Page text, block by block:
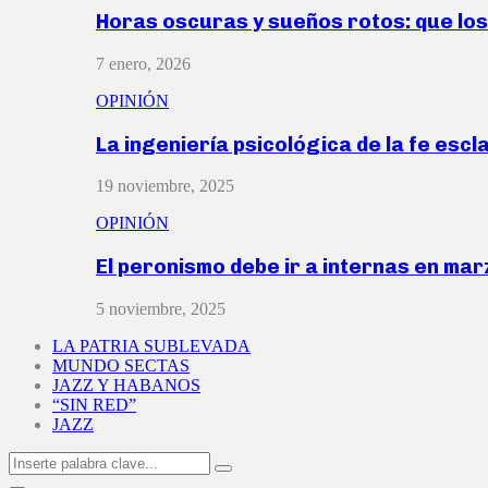
Horas oscuras y sueños rotos: que
7 enero, 2026
OPINIÓN
La ingeniería psicológica de la fe
19 noviembre, 2025
OPINIÓN
El peronismo debe ir a internas en
5 noviembre, 2025
LA PATRIA SUBLEVADA
MUNDO SECTAS
JAZZ Y HABANOS
“SIN RED”
JAZZ
Search
for:
Search